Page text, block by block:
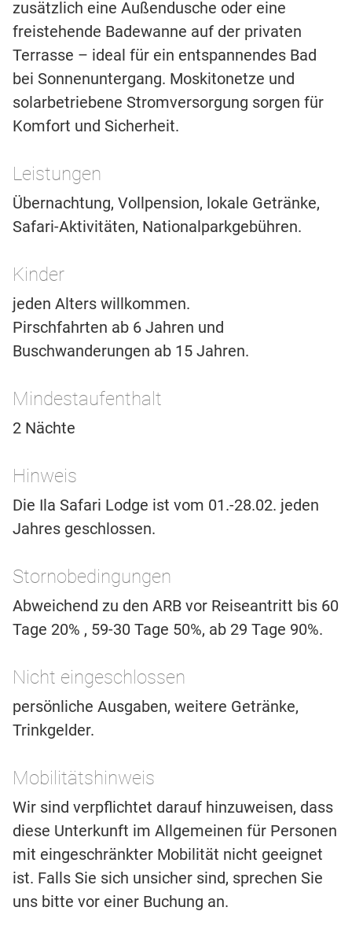
zusätzlich eine Außendusche oder eine
freistehende Badewanne auf der privaten
Terrasse – ideal für ein entspannendes Bad
bei Sonnenuntergang. Moskitonetze und
solarbetriebene Stromversorgung sorgen für
Komfort und Sicherheit.
Leistungen
Übernachtung, Vollpension, lokale Getränke,
Safari-Aktivitäten, Nationalparkgebühren.
Kinder
jeden Alters willkommen.
Pirschfahrten ab 6 Jahren und
Buschwanderungen ab 15 Jahren.
Mindestaufenthalt
2 Nächte
Hinweis
Die Ila Safari Lodge ist vom 01.-28.02. jeden
Jahres geschlossen.
Stornobedingungen
Abweichend zu den ARB vor Reiseantritt bis 60
Tage 20% , 59-30 Tage 50%, ab 29 Tage 90%.
Nicht eingeschlossen
persönliche Ausgaben, weitere Getränke,
Trinkgelder.
Mobilitätshinweis
Wir sind verpflichtet darauf hinzuweisen, dass
diese Unterkunft im Allgemeinen für Personen
mit eingeschränkter Mobilität nicht geeignet
ist. Falls Sie sich unsicher sind, sprechen Sie
uns bitte vor einer Buchung an.